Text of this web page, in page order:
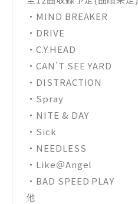
・MIND BREAKER
・DRIVE
・C.Y.HEAD
・CAN’T SEE YARD
・DISTRACTION
・Spray
・NITE & DAY
・Sick
・NEEDLESS
・Like＠Angel
・BAD SPEED PLAY
他